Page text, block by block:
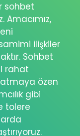
sohbet
Amacımız,
ilişkiler
Sohbet
rahat
özen
gibi
tolere